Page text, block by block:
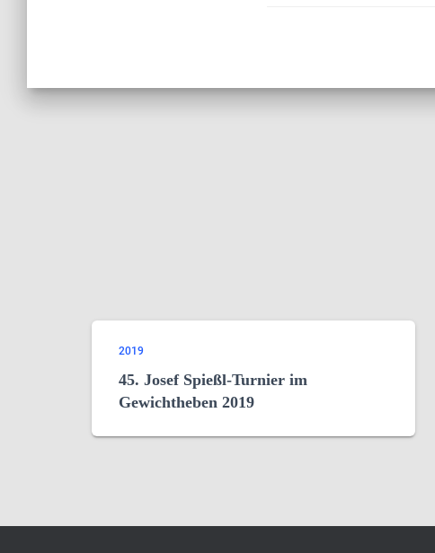
2019
45. Josef Spießl-Turnier im
Gewichtheben 2019